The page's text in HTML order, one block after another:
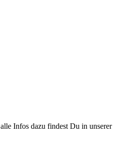
alle Infos dazu findest Du in unserer